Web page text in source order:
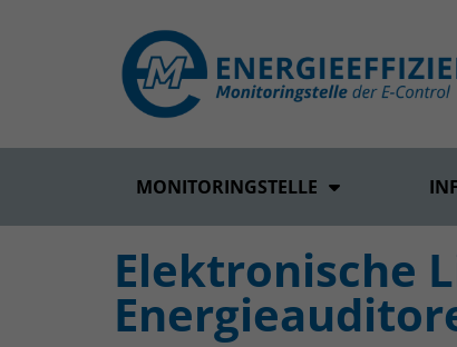
MONITORINGSTELLE
Elektronische